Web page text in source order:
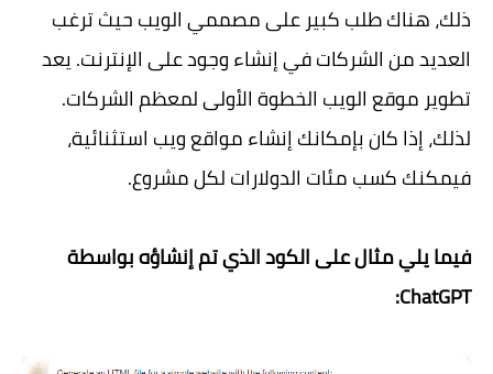
ذلك، هناك طلب كبير على مصممي الويب حيث ترغب
العديد من الشركات في إنشاء وجود على الإنترنت. يعد
تطوير موقع الويب الخطوة الأولى لمعظم الشركات.
لذلك، إذا كان بإمكانك إنشاء مواقع ويب استثنائية،
فيمكنك كسب مئات الدولارات لكل مشروع.
فيما يلي مثال على الكود الذي تم إنشاؤه بواسطة
ChatGPT: